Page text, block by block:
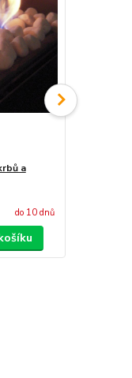
a
do 10 dnů